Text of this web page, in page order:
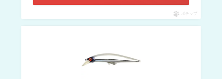
ポチップ